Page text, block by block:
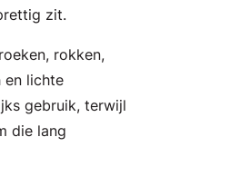
zit.
rokken,
en lichte
gebruik, terwijl
die lang